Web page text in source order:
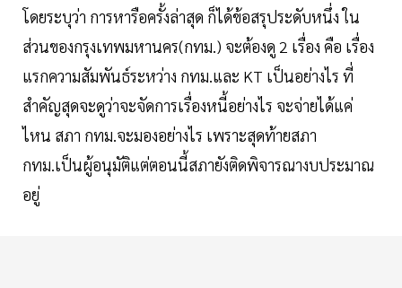
โดยระบุว่า การหารือครั้งล่าสุด ก็ได้ข้อสรุประดับหนึ่ง ใน
ส่วนของกรุงเทพมหานคร(กทม.) จะต้องดู 2 เรื่อง คือ เรื่อง
แรกความสัมพันธ์ระหว่าง กทม.และ KT เป็นอย่างไร ที่
สำคัญสุดจะดูว่าจะจัดการเรื่องหนี้อย่างไร จะจ่ายได้แค่
ไหน สภา กทม.จะมองอย่างไร เพราะสุดท้ายสภา
กทม.เป็นผู้อนุมัติแต่ตอนนี้สภายังติดพิจารณางบประมาณ
อยู่